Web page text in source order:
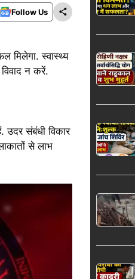
Follow Us
मिलेगा. स्वास्थ्य
न करें.
उदर संबंधी विकार
से लाभ